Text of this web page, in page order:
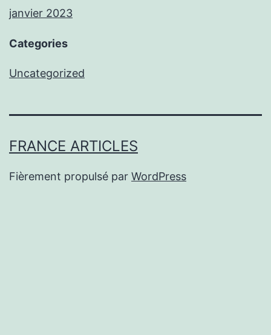
janvier 2023
Categories
Uncategorized
FRANCE ARTICLES
Fièrement propulsé par WordPress